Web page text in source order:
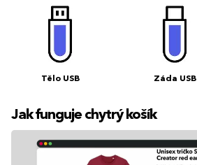
Tělo USB Záda USB
Jak funguje chytrý košík